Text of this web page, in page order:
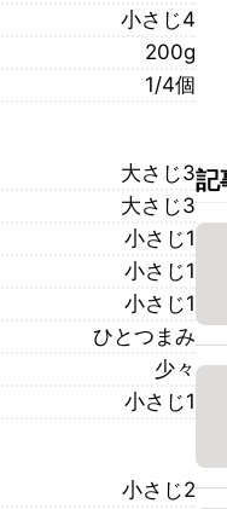
小さじ4
200g
1/4個
大さじ3
大さじ3
小さじ1
小さじ1
小さじ1
ひとつまみ
少々
小さじ1
小さじ2
記